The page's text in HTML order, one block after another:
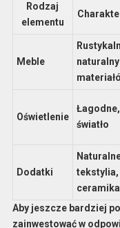
Rodzaj
elementu
Meble
Oświetlenie
światło
Dodatki
tekstylia,
ceramika
Aby jeszcze bardziej
zainwestować w